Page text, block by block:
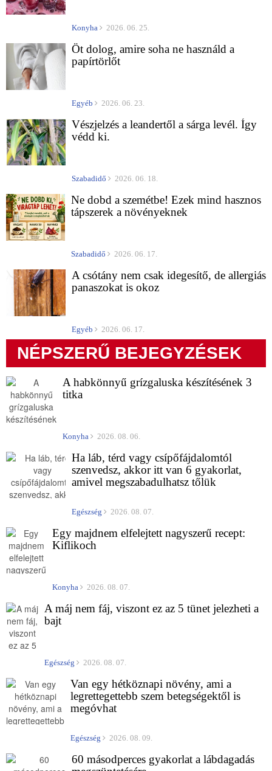
Konyha 2026. 06. 25.
Öt dolog, amire soha ne használd a
papírtörlőt
Egyéb 2026. 06. 23.
Vészjelzés a leandertől a sárga levél. Így
védd ki.
Szabadidő 2026. 06. 18.
Ne dobd a szemétbe! Ezek mind hasznos
tápszerek a növényeknek
Szabadidő 2026. 06. 17.
A csótány nem csak idegesítő, de allergiás
panaszokat is okoz
Egyéb 2026. 06. 17.
NÉPSZERŰ BEJEGYZÉSEK
A habkönnyű grízgaluska készítésének 3
titka
Konyha 2026. 08. 06.
Ha láb, térd vagy csípőfájdalomtól
szenvedsz, akkor itt van 6 gyakorlat,
amivel megszabadulhatsz tőlük
Egészség 2026. 08. 07.
Egy majdnem elfelejtett nagyszerű recept:
Kiflikoch
Konyha 2026. 08. 07.
A máj nem fáj, viszont ez az 5 tünet jelezheti a
bajt
Egészség 2026. 08. 07.
Van egy hétköznapi növény, ami a
legrettegettebb szem betegségektől is
megóvhat
Egészség 2026. 08. 09.
60 másodperces gyakorlat a lábdagadás